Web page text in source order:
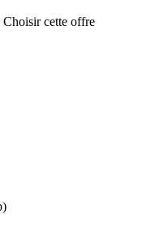
Choisir cette offre